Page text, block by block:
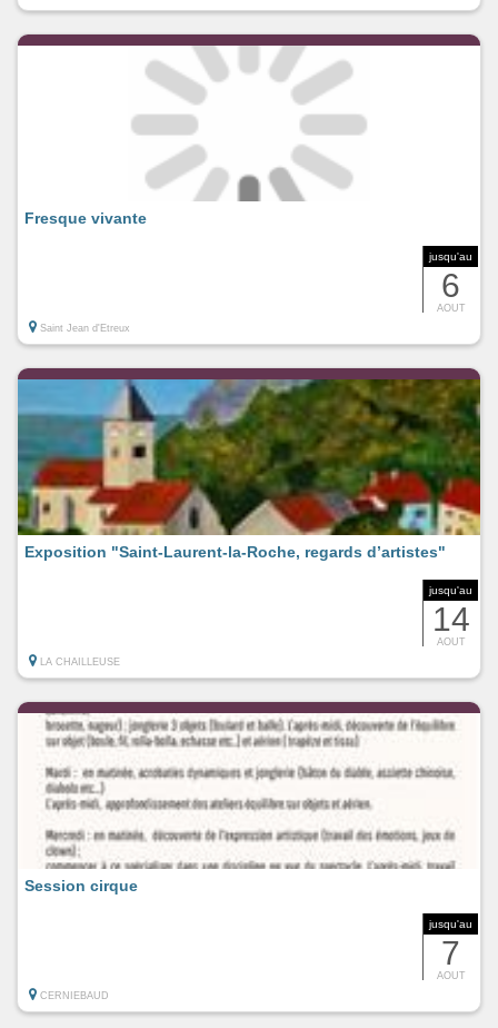
jusqu'au
6
AOUT
Fresque vivante
Saint Jean d'Etreux
jusqu'au
14
AOUT
Exposition "Saint-Laurent-la-Roche, regards d’artistes"
LA CHAILLEUSE
jusqu'au
7
AOUT
Session cirque
CERNIEBAUD